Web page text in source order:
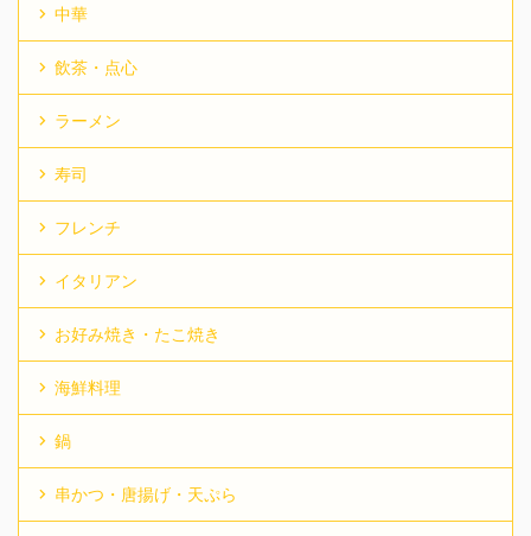
中華
飲茶・点心
ラーメン
寿司
フレンチ
イタリアン
お好み焼き・たこ焼き
海鮮料理
鍋
串かつ・唐揚げ・天ぷら